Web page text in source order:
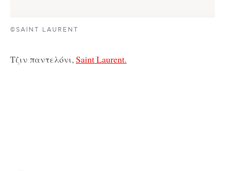
©SAINT LAURENT
Τζιν παντελόνι,Saint Laurent.